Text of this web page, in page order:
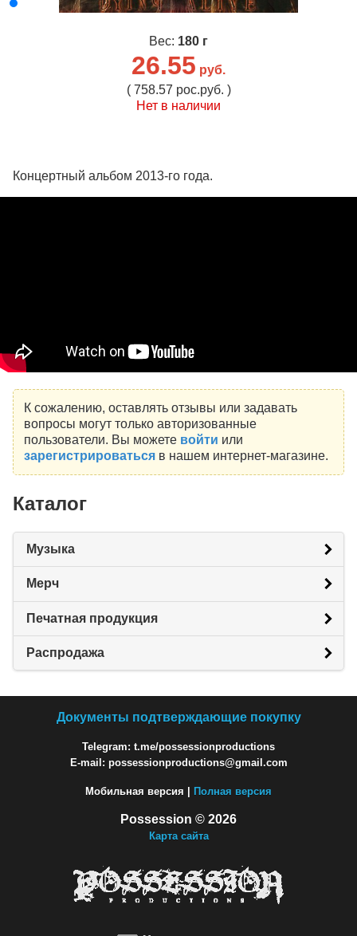
Вес: 180 г
26.55 руб.
( 758.57 рос.руб. )
Нет в наличии
Концертный альбом 2013-го года.
К сожалению, оставлять отзывы или задавать
вопросы могут только авторизованные
пользователи. Вы можете войти или
зарегистрироватьсяв нашем интернет-магазине.
Каталог
Музыка
Мерч
Печатная продукция
Распродажа
Документы подтверждающие покупку
Telegram: t.me/possessionproductions
E-mail: possessionproductions@gmail.com
Мобильная версия | Полная версия
Possession © 2026
Карта сайта